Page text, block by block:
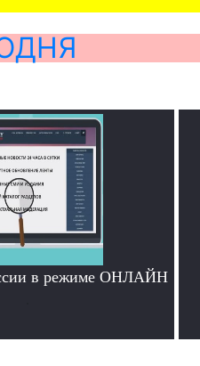
в режиме ОНЛАЙН